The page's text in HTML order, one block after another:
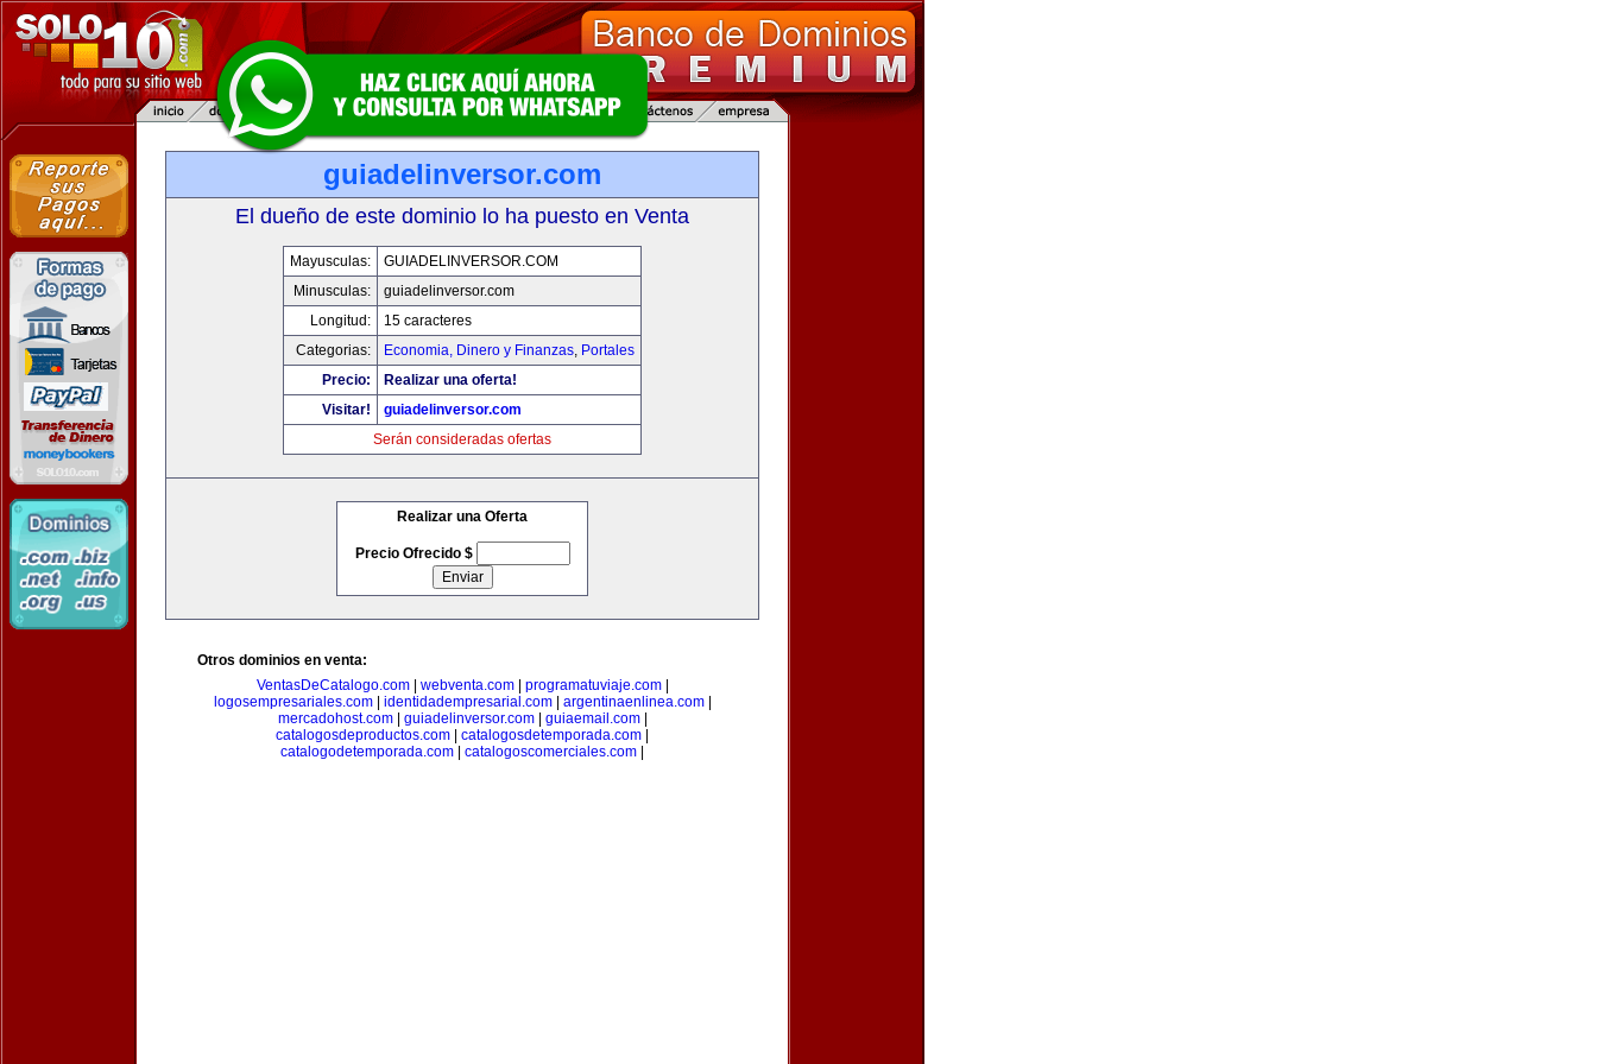
guiadelinversor.com
El dueño de este dominio lo ha puesto en Venta
Mayusculas:
GUIADELINVERSOR.COM
Minusculas:
guiadelinversor.com
Longitud:
15 caracteres
Categorias:
Economia, Dinero y Finanzas, Portales
Precio:
Realizar una oferta!
Visitar!
guiadelinversor.com
Serán consideradas ofertas
Realizar una Oferta
Precio Ofrecido $
Otros dominios en venta:
VentasDeCatalogo.com| webventa.com| programatuviaje.com|
logosempresariales.com| identidadempresarial.com| argentinaenlinea.com|
mercadohost.com| guiadelinversor.com| guiaemail.com|
catalogosdeproductos.com
catalogosdetemporada.com
catalogodetemporada.com
catalogoscomerciales.com